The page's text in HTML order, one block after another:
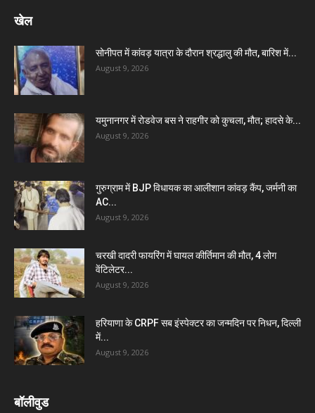
खेल
सोनीपत में कांवड़ यात्रा के दौरान श्रद्धालु की मौत, बारिश में...
August 9, 2026
यमुनानगर में रोडवेज बस ने राहगीर को कुचला, मौत; हादसे के...
August 9, 2026
गुरुग्राम में BJP विधायक का आलीशान कांवड़ कैंप, जर्मनी का
AC...
August 9, 2026
चरखी दादरी फायरिंग में घायल कीर्तिमान की मौत, 4 लोग
वेंटिलेटर...
August 9, 2026
हरियाणा के CRPF सब इंस्पेक्टर का जन्मदिन पर निधन, दिल्ली
में...
August 9, 2026
बॉलीवुड